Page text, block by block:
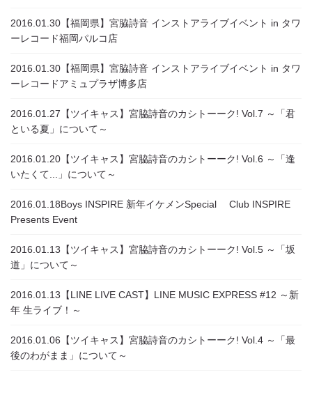
2016.01.30 【福岡県】宮脇詩音 インストアライブイベント in タワ
ーレコード福岡パルコ店
2016.01.30 【福岡県】宮脇詩音 インストアライブイベント in タワ
ーレコードアミュプラザ博多店
2016.01.27 【ツイキャス】宮脇詩音のカシトーーク! Vol.7 ～「君
といる夏」について～
2016.01.20 【ツイキャス】宮脇詩音のカシトーーク! Vol.6 ～「逢
いたくて...」について～
2016.01.18Boys INSPIRE 新年イケメンSpecial Club INSPIRE
Presents Event
2016.01.13 【ツイキャス】宮脇詩音のカシトーーク! Vol.5 ～「坂
道」について～
2016.01.13 【LINE LIVE CAST】LINE MUSIC EXPRESS #12 ～新
年 生ライブ！～
2016.01.06 【ツイキャス】宮脇詩音のカシトーーク! Vol.4 ～「最
後のわがまま」について～